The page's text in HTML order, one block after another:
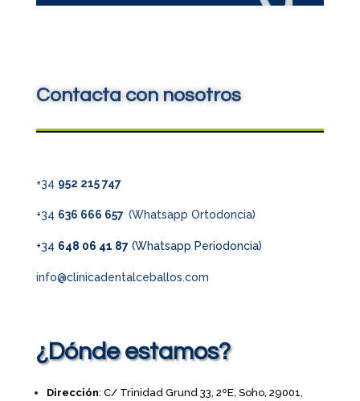
Contacta con nosotros
+34 952 215 747
+34 636 666 657 (Whatsapp Ortodoncia)
+34 648 06 41 87(Whatsapp Periodoncia)
info@clinicadentalceballos.com
¿Dónde estamos?
Dirección: C/ Trinidad Grund 33, 2ºE, Soho, 29001,